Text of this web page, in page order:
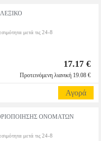
μετά τις 24-8
17.17 €
Προτεινόμενη λιανική 19.08 €
Αγορά
ΟΝΟΜΑΤΩΝ
μετά τις 24-8